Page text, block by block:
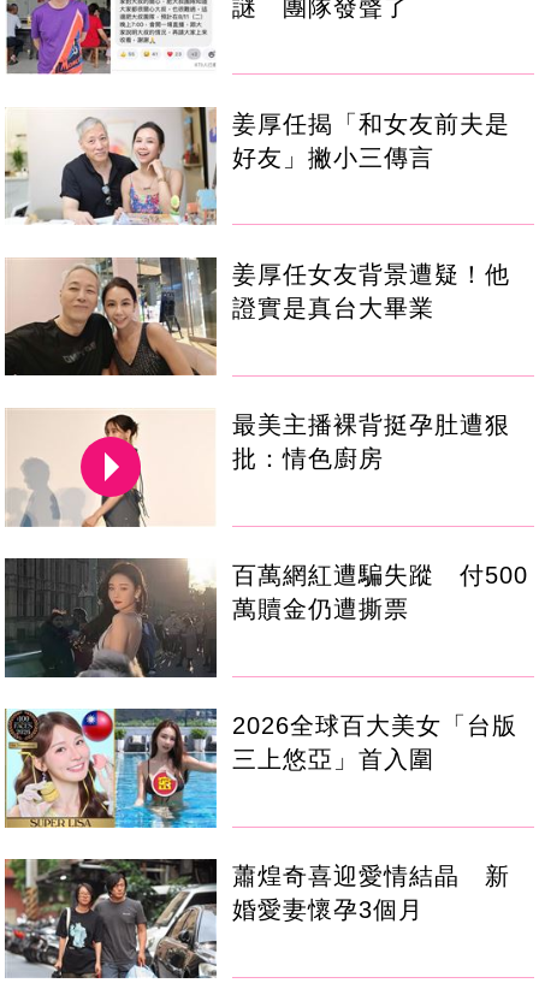
謎 團隊發聲了
姜厚任揭「和女友前夫是
好友」撇小三傳言
姜厚任女友背景遭疑！他
證實是真台大畢業
最美主播裸背挺孕肚遭狠
批：情色廚房
百萬網紅遭騙失蹤 付500
萬贖金仍遭撕票
2026全球百大美女「台版
三上悠亞」首入圍
蕭煌奇喜迎愛情結晶 新
婚愛妻懷孕3個月